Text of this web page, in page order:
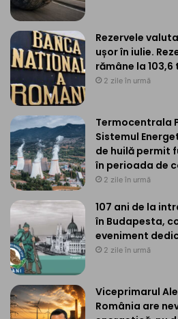
Rezervele
ușor în iulie.
rămâne la 103,6
2 zile în urmă
Termocentrala
Sistemul
de huilă permit
în perioada de
2 zile în urmă
107 ani de la
în Budapesta,
eveniment
2 zile în urmă
Viceprimarul
România are